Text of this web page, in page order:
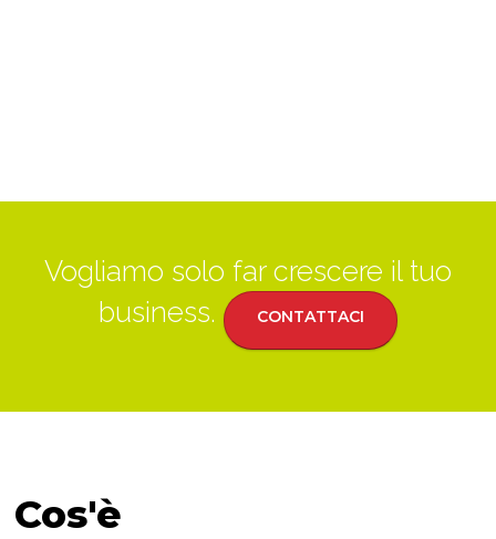
Vogliamo solo far crescere il tuo
business.
CONTATTACI
Cos'è